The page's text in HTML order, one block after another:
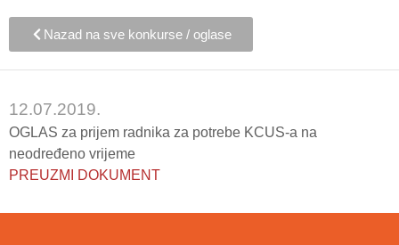
Nazad na sve konkurse / oglase
12.07.2019.
OGLAS za prijem radnika za potrebe KCUS-a na
neodređeno vrijeme
PREUZMI DOKUMENT